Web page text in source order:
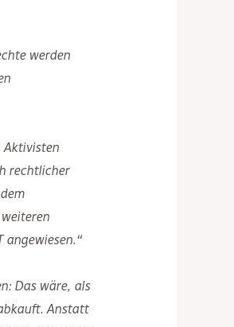
werden
Aktivisten
rechtlicher
angewiesen.“
Das wäre, als
Anstatt